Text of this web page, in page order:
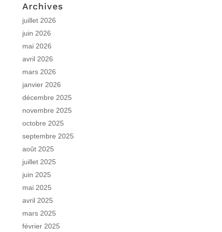
Archives
juillet 2026
juin 2026
mai 2026
avril 2026
mars 2026
janvier 2026
décembre 2025
novembre 2025
octobre 2025
septembre 2025
août 2025
juillet 2025
juin 2025
mai 2025
avril 2025
mars 2025
février 2025